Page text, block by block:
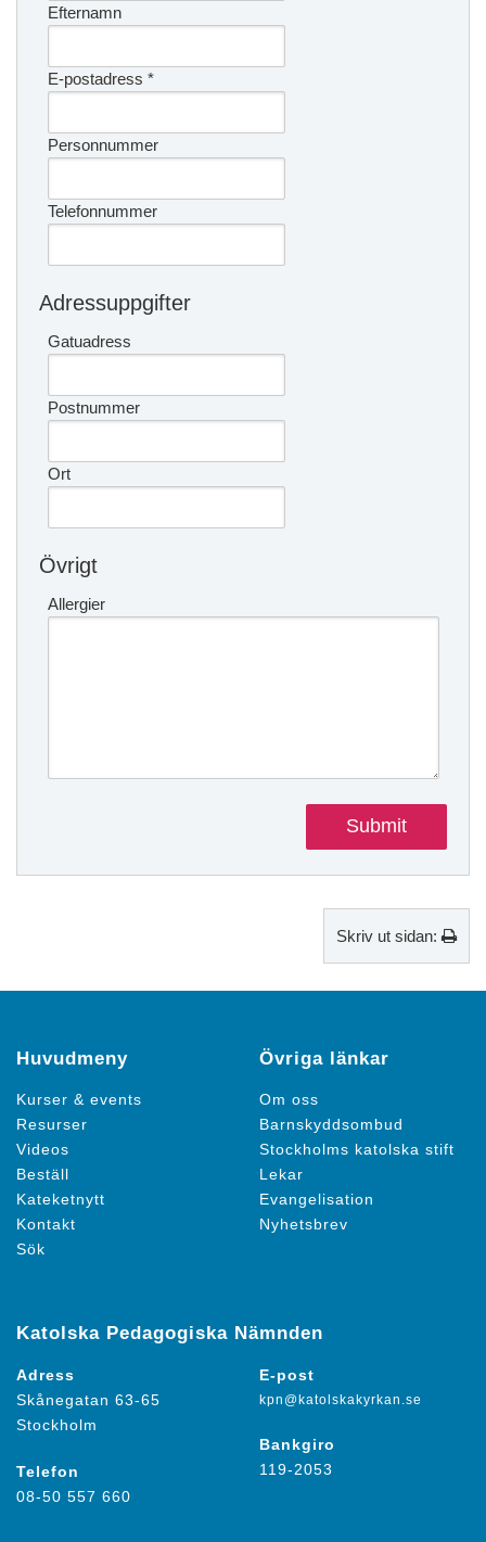
Efternamn
E-postadress *
Personnummer
Telefonnummer
Adressuppgifter
Gatuadress
Postnummer
Ort
Övrigt
Allergier
Skriv ut sidan:
Huvudmeny
Kurser & events
Resurser
Videos
Beställ
Kateketnytt
Kontakt
Sök
Övriga länkar
Om oss
Barnskyddsombud
Stockholms katolska stift
Lekar
Evangelisation
Nyhetsbrev
Katolska Pedagogiska Nämnden
Adress
Skånegatan 63-65
Stockholm
Telefon
08-50 557 660
E-post
kpn@katolskakyrkan.se
Bankgiro
119-2053